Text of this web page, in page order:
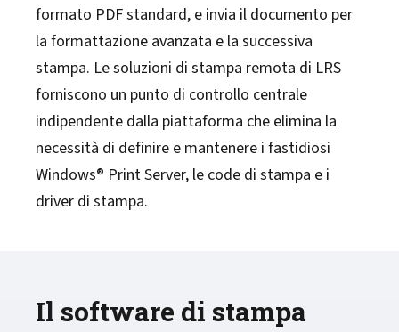
formato PDF standard, e invia il documento per
la formattazione avanzata e la successiva
stampa. Le soluzioni di stampa remota di LRS
forniscono un punto di controllo centrale
indipendente dalla piattaforma che elimina la
necessità di definire e mantenere i fastidiosi
Windows® Print Server, le code di stampa e i
driver di stampa.
Il software di stampa